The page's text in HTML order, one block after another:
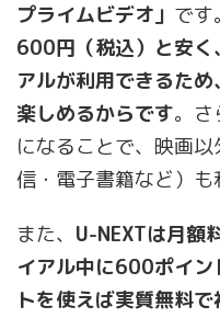
プライムビデオ」 です
600円（税込）と安
アルが利用できるた
楽しめるからです。さ
になることで、映画
信・電子書籍など）も
また、 U-NEXTは月額
イアル中に600ポイン
トを使えば実質無料